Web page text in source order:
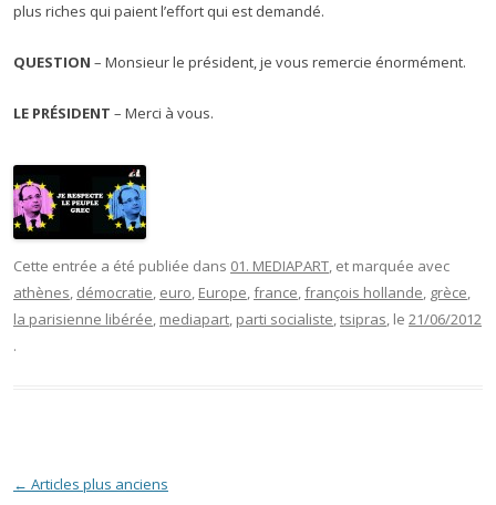
plus riches qui paient l’effort qui est demandé.
QUESTION – Monsieur le président, je vous remercie énormément.
LE PRÉSIDENT – Merci à vous.
Cette entrée a été publiée dans 01. MEDIAPART, et marquée avec
athènes, démocratie, euro, Europe,france,françois hollande, grèce,
la parisienne libérée, mediapart, parti socialiste,tsipras, le 21/06/2012
.
Navigation des articles
← Articles plus anciens